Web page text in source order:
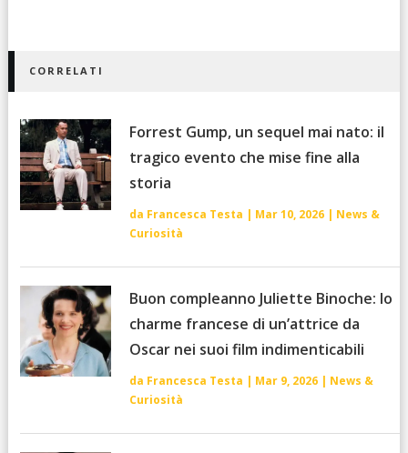
CORRELATI
Forrest Gump, un sequel mai nato: il
tragico evento che mise fine alla
storia
da Francesca Testa | Mar 10, 2026| News &
Curiosità
Buon compleanno Juliette Binoche: lo
charme francese di un’attrice da
Oscar nei suoi film indimenticabili
da Francesca Testa | Mar 9, 2026| News &
Curiosità